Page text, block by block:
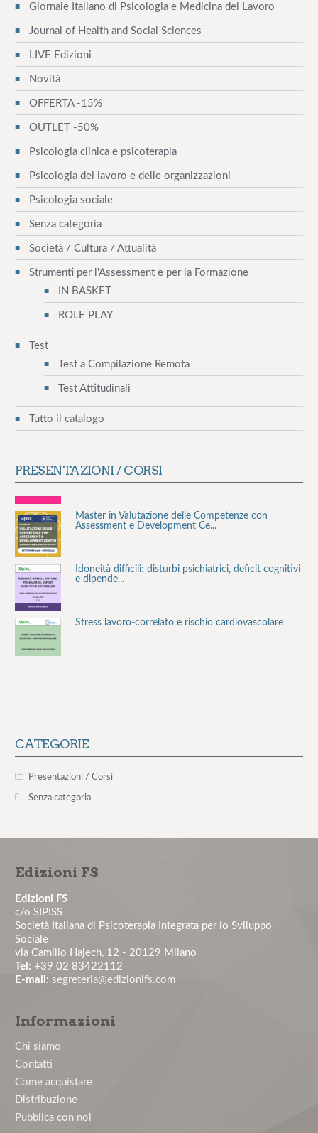
Giornale Italiano di Psicologia e Medicina del Lavoro
Journal of Health and Social Sciences
LIVE Edizioni
Novità
OFFERTA -15%
OUTLET -50%
Psicologia clinica e psicoterapia
Psicologia del lavoro e delle organizzazioni
Psicologia sociale
Senza categoria
Società / Cultura / Attualità
Strumenti per l'Assessment e per la Formazione
IN BASKET
ROLE PLAY
Test
Test a Compilazione Remota
Test Attitudinali
Tutto il catalogo
PRESENTAZIONI / CORSI
organizzativi
Assessment e Development Ce...
Idoneità difficili: disturbi psichiatrici, deficit cognitivi
e dipende...
Il rischio aggressione negli ambienti organizzativi –
aderente – 1° edizione...
Lavoro
CATEGORIE
Presentazioni / Corsi
Senza categoria
Edizioni FS
Edizioni FS
c/o SIPISS
Società Italiana di Psicoterapia Integrata per lo Sviluppo
Sociale
via Camillo Hajech, 12 - 20129 Milano
Tel: +39 02 83422112
E-mail: segreteria@edizionifs.com
Informazioni
Chi siamo
Contatti
Come acquistare
Distribuzione
Pubblica con noi